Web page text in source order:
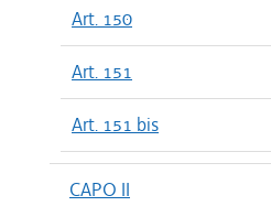
Art. 150
Art. 151
Art. 151 bis
CAPO II